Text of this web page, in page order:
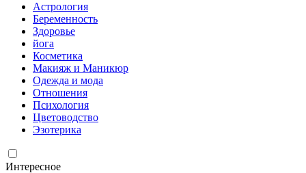
Астрология
Беременность
Здоровье
йога
Косметика
Макияж и Маникюр
Одежда и мода
Отношения
Психология
Цветоводство
Эзотерика
Интересное